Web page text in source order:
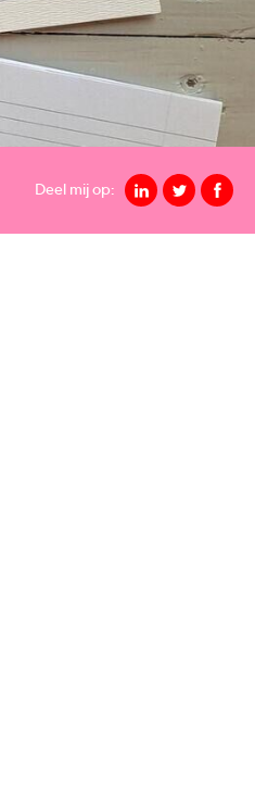
Deel mij op: